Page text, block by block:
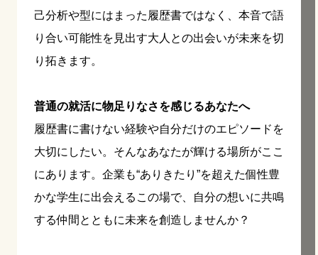
己分析や型にはまった履歴書ではなく、本音で語
り合い可能性を見出す大人との出会いが未来を切
り拓きます。
普通の就活に物足りなさを感じるあなたへ
履歴書に書けない経験や自分だけのエピソードを
大切にしたい。そんなあなたが輝ける場所がここ
にあります。企業も“ありきたり”を超えた個性豊
かな学生に出会えるこの場で、自分の想いに共鳴
する仲間とともに未来を創造しませんか？